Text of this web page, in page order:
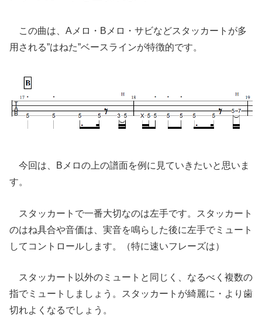
この曲は、Aメロ・Bメロ・サビなどスタッカートが多
用される”はねた”ベースラインが特徴的です。
今回は、Bメロの上の譜面を例に見ていきたいと思いま
す。
スタッカートで一番大切なのは左手です。スタッカート
のはね具合や音価は、実音を鳴らした後に左手でミュート
してコントロールします。（特に速いフレーズは）
スタッカート以外のミュートと同じく、なるべく複数の
指でミュートしましょう。スタッカートが綺麗に・より歯
切れよくなるでしょう。